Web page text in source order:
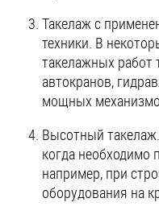
Такелаж с
техники. В
такелажных работ
автокранов,
мощных
Высотный
когда необходимо
например, при
оборудования на